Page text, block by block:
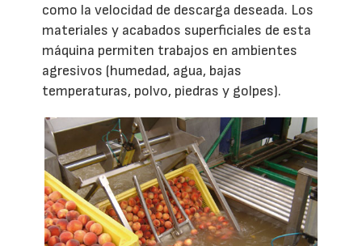
como la velocidad de descarga deseada. Los
materiales y acabados superficiales de esta
máquina permiten trabajos en ambientes
agresivos (humedad, agua, bajas
temperaturas, polvo, piedras y golpes).